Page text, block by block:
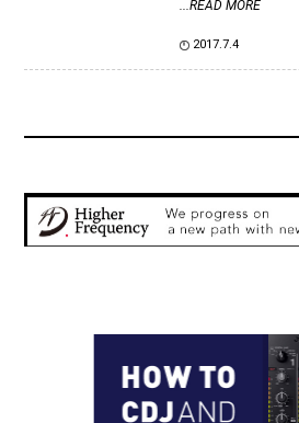
...READ MORE
2017.7.4